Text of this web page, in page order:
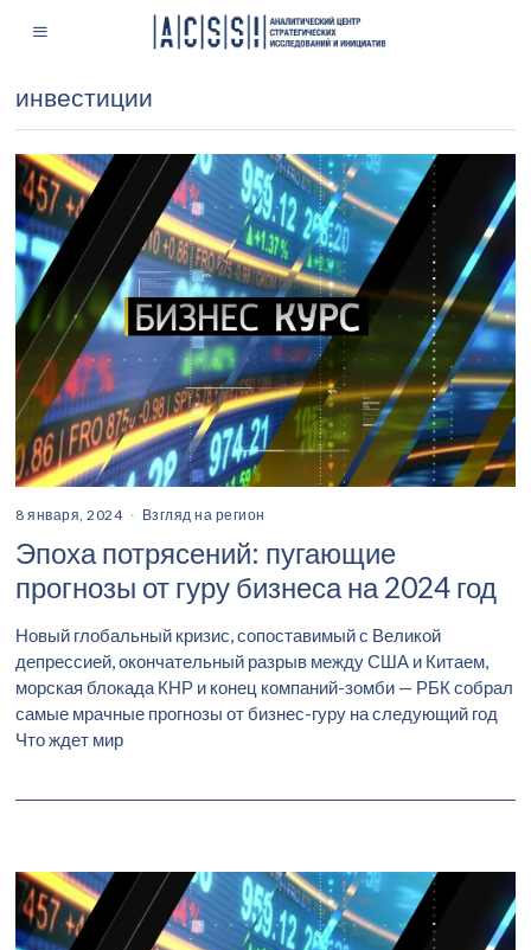
инвестиции
8 января, 2024 Взгляд на регион
Эпоха потрясений: пугающие
прогнозы от гуру бизнеса на 2024 год
Новый глобальный кризис, сопоставимый с Великой
депрессией, окончательный разрыв между США и Китаем,
морская блокада КНР и конец компаний-зомби — РБК собрал
самые мрачные прогнозы от бизнес-гуру на следующий год
Что ждет мир